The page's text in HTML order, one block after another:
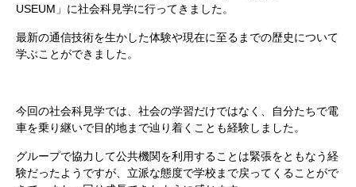
USEUM」に社会科見学に行ってきました。
最新の通信技術を生かした体験や現在に至るまでの歴史について
学ぶことができました。
今回の社会科見学では、社会の学習だけではなく、自分たちで電
車を乗り継いで目的地まで辿り着くことも経験しました。
グループで協力して公共機関を利用することは緊張をともなう経
験だったようですが、立派な態度で学校まで戻ってくることがで